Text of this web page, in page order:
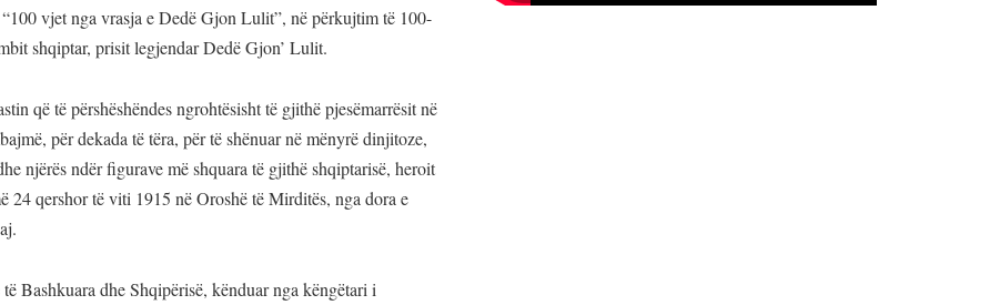
vjet nga vrasja e Dedë Gjon Lulit”, në përkujtim të 100-
shqiptar, prisit legjendar Dedë Gjon’ Lulit.
që të përshëshëndes ngrohtësisht të gjithë pjesëmarrësit në
për dekada të tëra, për të shënuar në mënyrë dinjitoze,
njërës ndër figurave më shquara të gjithë shqiptarisë, heroit
qershor të viti 1915 në Oroshë të Mirditës, nga dora e
Bashkuara dhe Shqipërisë, kënduar nga këngëtari i